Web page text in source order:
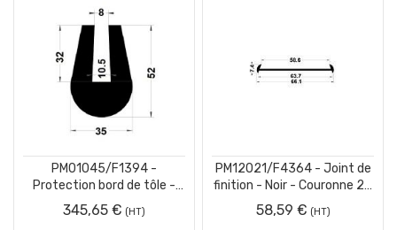
PM01045/F1394 -
Protection bord de tôle -
Noir - Couronne 25 m
345,65 €
PM12021/F4364 - Joint de
finition - Noir - Couronne 25
m
58,59 €